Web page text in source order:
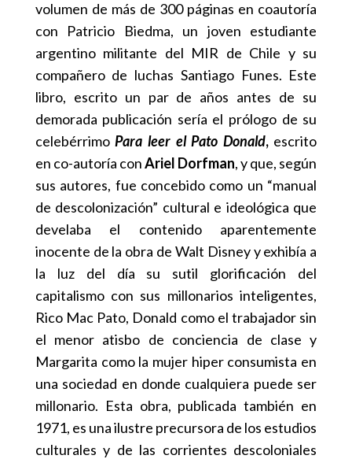
volumen de más de 300 páginas en coautoría
con Patricio Biedma, un joven estudiante
argentino militante del MIR de Chile y su
compañero de luchas Santiago Funes. Este
libro, escrito un par de años antes de su
demorada publicación sería el prólogo de su
celebérrimoPara leer el Pato Donald,escrito
en co-autoría conAriel Dorfman, y que, según
sus autores, fue concebido como un “manual
de descolonización” cultural e ideológica que
develaba el contenido aparentemente
inocente de la obra de Walt Disney y exhibía a
la luz del día su sutil glorificación del
capitalismo con sus millonarios inteligentes,
Rico Mac Pato, Donald como el trabajador sin
el menor atisbo de conciencia de clase y
Margarita como la mujer hiper consumista en
una sociedad en donde cualquiera puede ser
millonario. Esta obra, publicada también en
1971, es una ilustre precursora de los estudios
culturales y de las corrientes descoloniales